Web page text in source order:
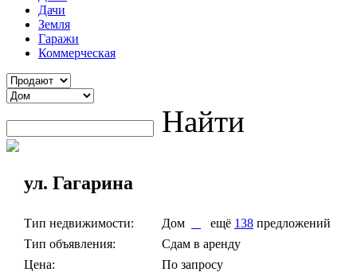
Дачи
Земля
Гаражи
Коммерческая
Найти
ул. Гагарина
Тип недвижимости: Дом ещё 138 предложений
Тип объявления:
Сдам в аренду
Цена:
По запросу